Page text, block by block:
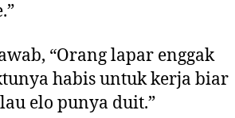
“Orang lapar enggak
habis untuk kerja biar
elo punya duit.”